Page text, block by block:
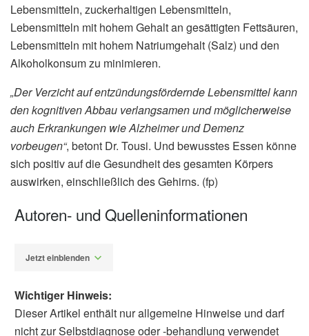
Lebensmitteln, zuckerhaltigen Lebensmitteln,
Lebensmitteln mit hohem Gehalt an gesättigten Fettsäuren,
Lebensmitteln mit hohem Natriumgehalt (Salz) und den
Alkoholkonsum zu minimieren.
„Der Verzicht auf entzündungsfördernde Lebensmittel kann
den kognitiven Abbau verlangsamen und möglicherweise
auch Erkrankungen wie Alzheimer und Demenz
vorbeugen“, betont Dr. Tousi. Und bewusstes Essen könne
sich positiv auf die Gesundheit des gesamten Körpers
auswirken, einschließlich des Gehirns. (fp)
Autoren- und Quelleninformationen
Jetzt einblenden
Wichtiger Hinweis:
Dieser Artikel enthält nur allgemeine Hinweise und darf
nicht zur Selbstdiagnose oder -behandlung verwendet